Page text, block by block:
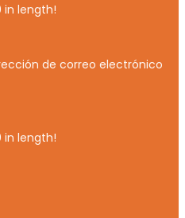
length!
de correo electrónico
length!